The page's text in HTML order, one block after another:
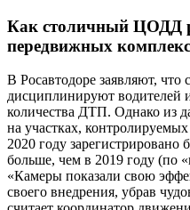
Как столичный ЦОДД
передвижных
В Росавтодоре заявляют,
дисциплинируют водителей
количества ДТП. Однако из
на участках,
2020 году
больше, чем в 2019 году (по
«Камеры показали свою
своего внедрения, убрав